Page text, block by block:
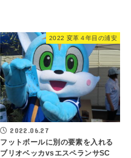
2022 変革４年目の浦安
2022.06.27
フットボールに別の要素を入れる
ブリオベッカvsエスペランサSC